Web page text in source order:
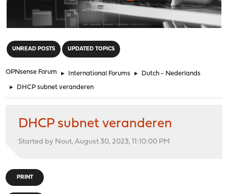
UNREAD POSTS UPDATED TOPICS
OPNsense Forum ► International Forums ► Dutch - Nederlands
► DHCP subnet veranderen
DHCP subnet veranderen
Started by Nout, August 30, 2023, 11:10:00 PM
PRINT